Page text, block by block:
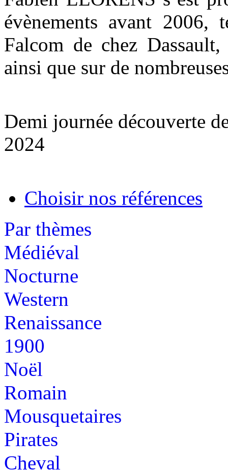
évènements avant
Falcom de chez
ainsi que sur de
Demi journée découverte
2024
Choisir nos références
Par thèmes
Médiéval
Nocturne
Western
Renaissance
1900
Noël
Romain
Mousquetaires
Pirates
Cheval